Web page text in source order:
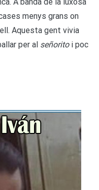
menys grans on
Aquesta gent vivia
per al señoritoi poc